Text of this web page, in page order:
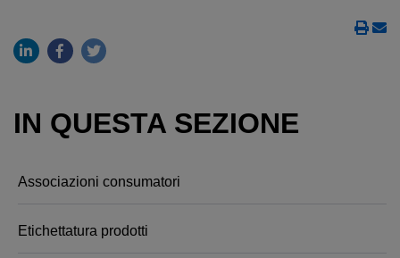
IN QUESTA SEZIONE
Associazioni consumatori
Etichettatura prodotti